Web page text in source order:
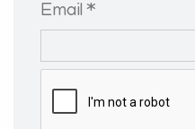
Email *